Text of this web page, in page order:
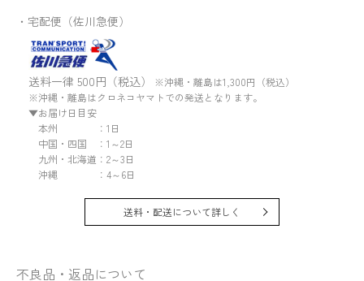
・宅配便（佐川急便）
送料一律 500円（税込）
※沖縄・離島は1,300円（税込）
※沖縄・離島はクロネコヤマトでの発送となります。
▼お届け日目安
本州 ：1日
中国・四国 ：1～2日
九州・北海道：2～3日
沖縄 ：4～6日
送料・配送について詳しく
不良品・返品について